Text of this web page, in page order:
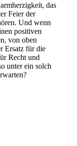
das
Feier der
Und wenn
positiven
von oben
Ersatz für die
Recht und
unter ein solch